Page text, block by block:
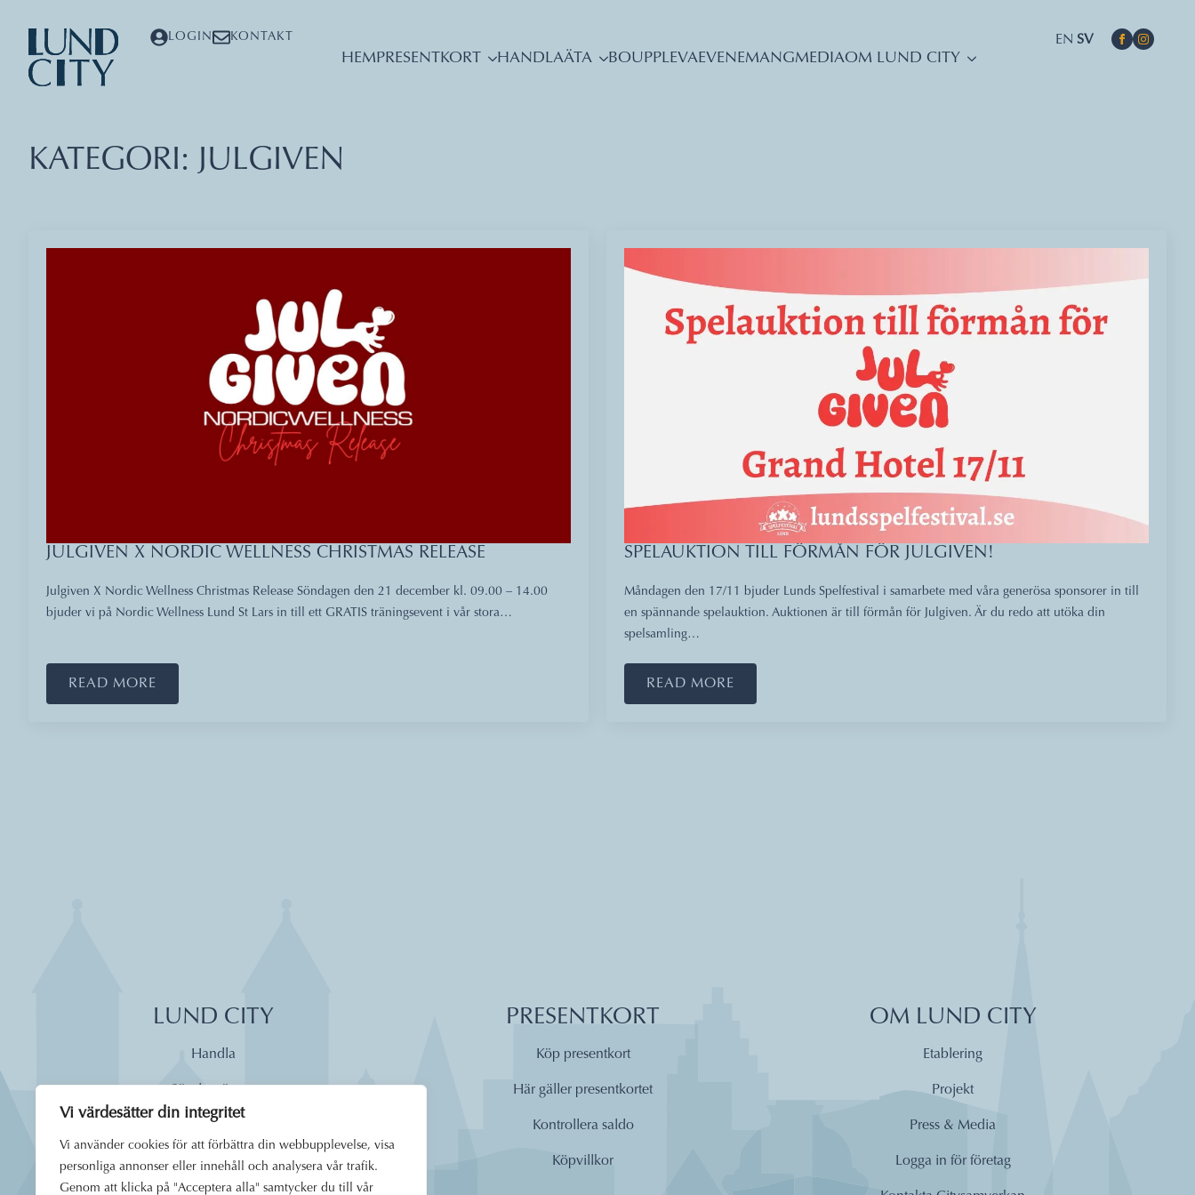
Vi värdesätter din integritet
Vi använder cookies för att förbättra din webbupplevelse, visa
personliga annonser eller innehåll och analysera vår trafik.
Genom att klicka på "Acceptera alla" samtycker du till vår
LOGIN KONTAKT EN SV
HEMPRESENTKORT HANDLAÄTA BOUPPLEVAEVENEMANGMEDIAOM LUND CITY
KATEGORI: JULGIVEN
JULGIVEN X NORDIC WELLNESS CHRISTMAS RELEASE
Julgiven X Nordic Wellness Christmas Release Söndagen den 21 december kl. 09.00 – 14.00
bjuder vi på Nordic Wellness Lund St Lars in till ett GRATIS träningsevent i vår stora…
READ MORE
SPELAUKTION TILL FÖRMÅN FÖR JULGIVEN!
Måndagen den 17/11 bjuder Lunds Spelfestival i samarbete med våra generösa sponsorer in till
en spännande spelauktion. Auktionen är till förmån för Julgiven. Är du redo att utöka din
spelsamling…
READ MORE
LUND CITY
Handla
Äta
Dagens lunch
PRESENTKORT
Köp presentkort
Här gäller presentkortet
Kontrollera saldo
Köpvillkor
OM LUND CITY
Etablering
Projekt
Press & Media
Logga in för företag